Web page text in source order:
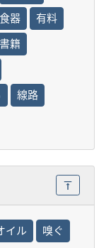
食器
有料
書籍
線路
イル
嗅ぐ